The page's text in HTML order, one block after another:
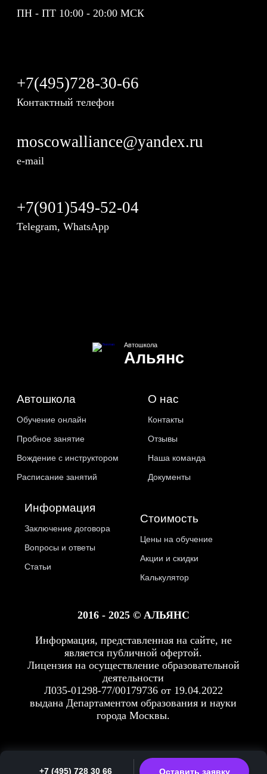
+7 (495) 728 30 66 Оставить заявку
ПН - ПТ 10:00 - 20:00 МСК
+7(495)728-30-66
Контактный телефон
moscowalliance@yandex.ru
e-mail
+7(901)549-52-04
Telegram, WhatsApp
Автошкола
Альянс
Автошкола
Обучение онлайн
Пробное занятие
Вождение с инструктором
Расписание занятий
Стоимость
Цены на обучение
Акции и скидки
Калькулятор
О нас
Контакты
Отзывы
Наша команда
Документы
Информация
Заключение договора
Вопросы и ответы
Статьи
2016 - 2025 © АЛЬЯНС
Информация, представленная на сайте, не
является публичной офертой.
Лицензия на осуществление образовательной
деятельности
Л035-01298-77/00179736 от 19.04.2022
выдана Департаментом образования и науки
города Москвы.